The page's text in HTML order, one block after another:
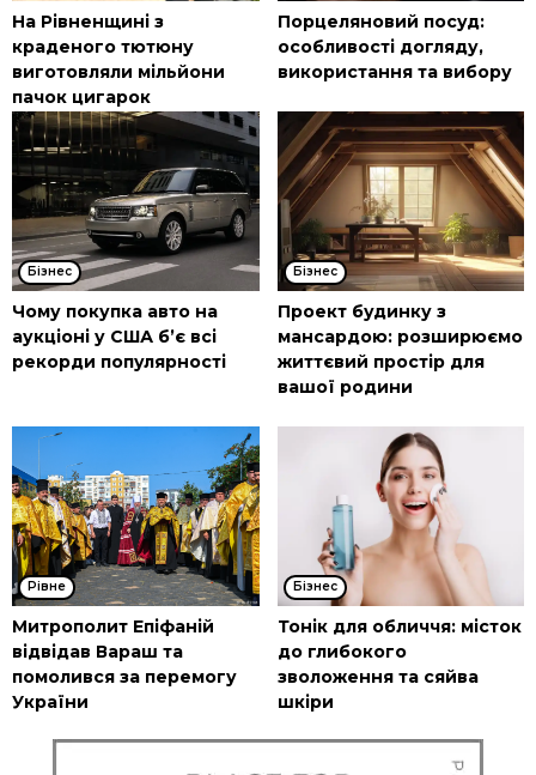
На Рівненщині з
краденого тютюну
виготовляли мільйони
пачок цигарок
Порцеляновий посуд:
особливості догляду,
використання та вибору
Бізнес
Чому покупка авто на
аукціоні у США б’є всі
рекорди популярності
Бізнес
Проект будинку з
мансардою: розширюємо
життєвий простір для
вашої родини
Рівне
Митрополит Епіфаній
відвідав Вараш та
помолився за перемогу
України
Бізнес
Тонік для обличчя: місток
до глибокого
зволоження та сяйва
шкіри